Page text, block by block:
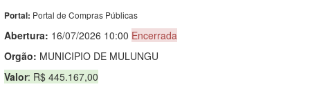
Portal: Portal de Compras Públicas
Abertura: 16/07/2026 10:00 Encerrada
Orgão: MUNICIPIO DE MULUNGU
Valor: R$ 445.167,00